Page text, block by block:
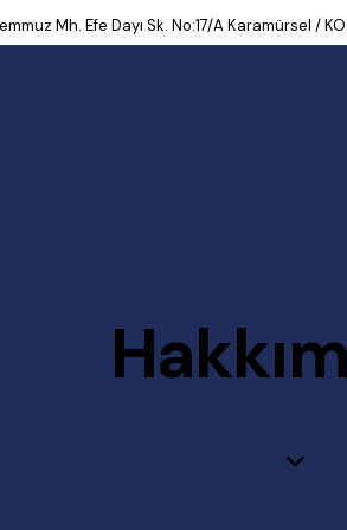
Mh. Efe Dayı Sk. No:17/A Karamürsel /